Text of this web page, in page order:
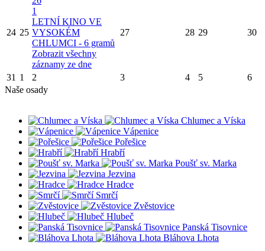
24 25
1
LETNÍ KINO VE
VYSOKÉM
CHLUMCI - 6 gramů
Zobrazit všechny
záznamy ze dne
27 28 29 30
31 1 2 3 4 5
6
Naše osady
Chlumec a Víska
Vápenice
Pořešice
Hrabří
Poušť sv. Marka
Jezvina
Hradce
Smrčí
Zvěstovice
Hlubeč
Panská Tisovnice
Bláhova Lhota